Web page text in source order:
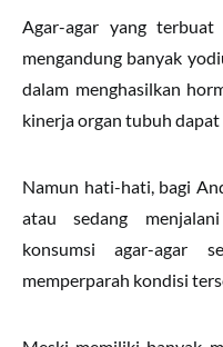
Agar-agar yang
mengandung banyak
dalam menghasilkan
kinerja organ tubuh
Namun hati-hati, bagi
atau sedang
konsumsi agar-agar
memperparah kondisi